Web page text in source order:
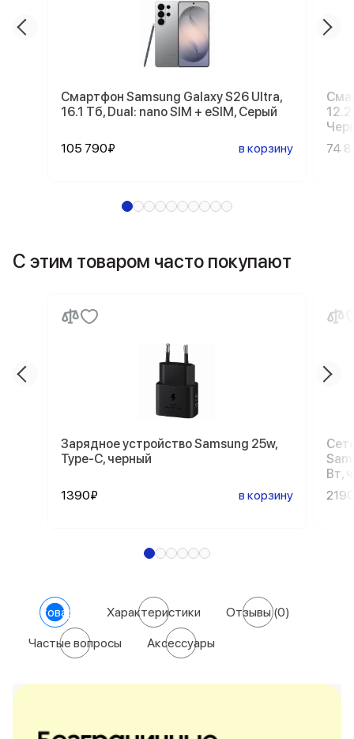
Смартфон Samsung Galaxy S26 Ultra,
16.1 Тб, Dual: nano SIM + eSIM, Серый
105 790₽ в корзину
74
С этим товаром часто покупают
Зарядное устройство Samsung 25w,
Type-C, черный
1390₽ в корзину
Вт,
О товаре Характеристики Отзывы(0)
Частые вопросы Аксессуары